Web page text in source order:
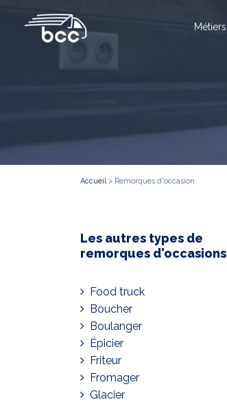
Métiers
Accueil> Remorques d'occasion
Les autres types de
remorques d'occasions
Food truck
Boucher
Boulanger
Épicier
Friteur
Fromager
Glacier